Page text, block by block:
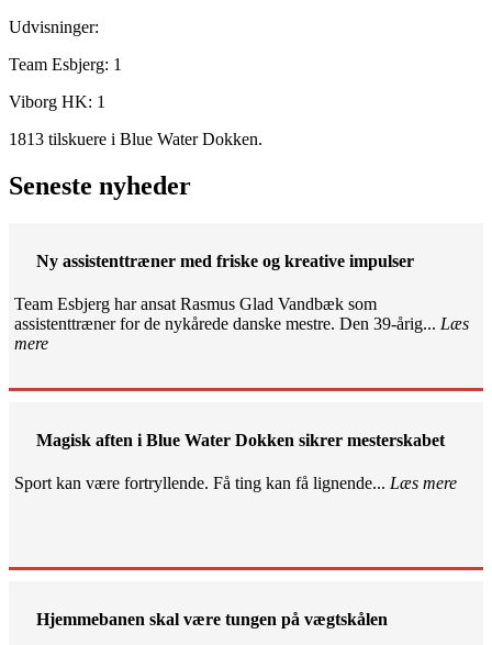
Udvisninger:
Team Esbjerg: 1
Viborg HK: 1
1813 tilskuere i Blue Water Dokken.
Seneste nyheder
Ny assistenttræner med friske og kreative impulser
Team Esbjerg har ansat Rasmus Glad Vandbæk som
assistenttræner for de nykårede danske mestre. Den 39-årig... Læs
mere
Magisk aften i Blue Water Dokken sikrer mesterskabet
Sport kan være fortryllende. Få ting kan få lignende... Læs mere
Hjemmebanen skal være tungen på vægtskålen